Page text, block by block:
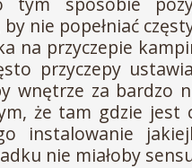
nie popełniać
na przyczepie
przyczepy
wnętrze za bardzo
że tam gdzie jest
instalowanie
nie miałoby